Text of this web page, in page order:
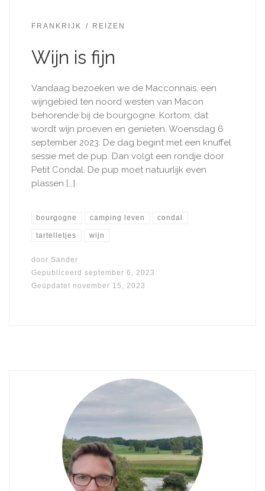
FRANKRIJK REIZEN
Wijn is fijn
Vandaag bezoeken we de Macconnais, een
wijngebied ten noord westen van Macon
behorende bij de bourgogne. Kortom, dat
wordt wijn proeven en genieten. Woensdag 6
september 2023. De dag begint met een knuffel
sessie met de pup. Dan volgt een rondje door
Petit Condal. De pup moet natuurlijk even
plassen […]
bourgogne camping leven condal
tartelletjes wijn
door Sander
Gepubliceerd september 6, 2023
Geüpdatet november 15, 2023